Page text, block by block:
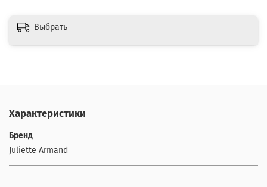
Выбрать
Характеристики
Бренд
Juliette Armand